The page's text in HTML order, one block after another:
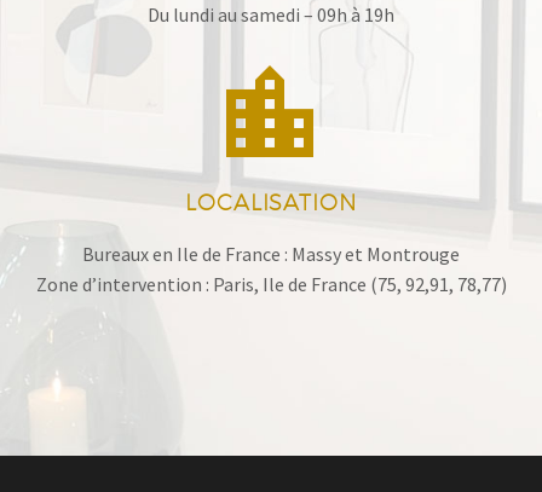
Du lundi au samedi – 09h à 19h


LOCALISATION
Bureaux en Ile de France : Massy et Montrouge
Zone d’intervention : Paris, Ile de France (75, 92,91, 78,77)